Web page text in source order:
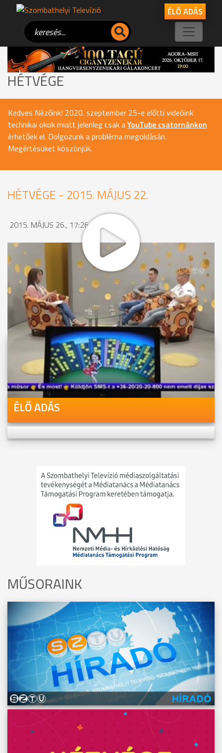
ÉLŐ ADÁS
HÉTVÉGE
Kedves Nézőink! 2020. szeptember 25-e előtti videóink
technikai okok miatt jelenleg csak aYouTube csatornánkon
érhetőek el. Dolgozunk a probléma megoldásán.
Megértésüket köszönjük.
HÉTVÉGE - 2015. MÁJUS 22.
2015. MÁJUS 26., 17:26
MEGOSZTÁS
Videóink megtekinthetőek
Youtube-csatornánkon is!
ÉLŐ ADÁS
MŰSORAINK